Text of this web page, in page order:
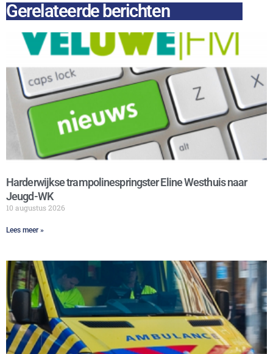
Gerelateerde berichten
Harderwijkse trampolinespringster Eline Westhuis naar
Jeugd-WK
10 augustus 2026
Lees meer »